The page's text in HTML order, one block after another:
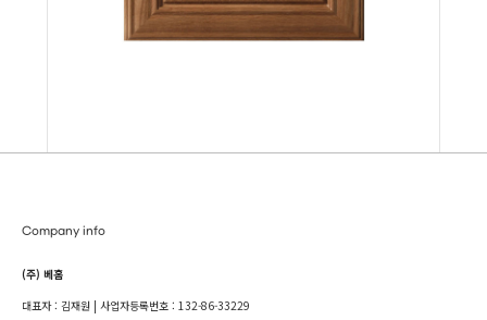
Company info
(주) 베홈
대표자 : 김재원 | 사업자등록번호 : 132-86-33229